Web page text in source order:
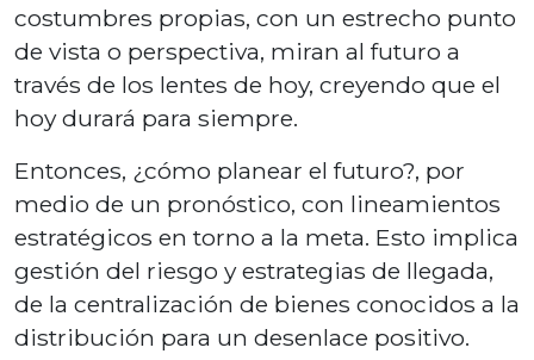
costumbres propias, con un estrecho punto
de vista o perspectiva, miran al futuro a
través de los lentes de hoy, creyendo que el
hoy durará para siempre.
Entonces, ¿cómo planear el futuro?, por
medio de un pronóstico, con lineamientos
estratégicos en torno a la meta. Esto implica
gestión del riesgo y estrategias de llegada,
de la centralización de bienes conocidos a la
distribución para un desenlace positivo.